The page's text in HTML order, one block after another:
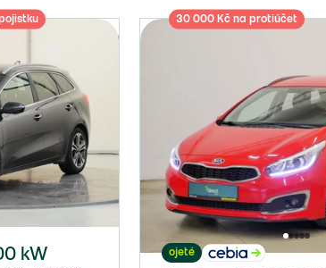
kW
30 000 Kč na protiúčet
ojeté